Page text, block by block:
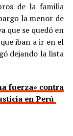
de la familia
la menor de
que se quedó en
iban a ir en el
dejando la lista
fuerza» contra
en Perú